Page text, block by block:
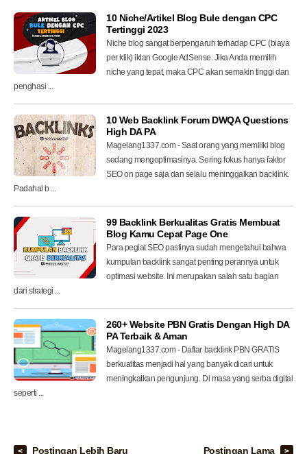
10 Niche/Artikel Blog Bule dengan CPC
Tertinggi 2023
Niche blog sangat berpengaruh terhadap CPC (biaya
per klik) iklan Google AdSense. Jika Anda memilih
niche yang tepat, maka CPC akan semakin tinggi dan
penghasi ...
10 Web Backlink Forum DWQA Questions
High DA PA
Magelang1337.com - Saat orang yang memiliki blog
sedang mengoptimasinya. Sering fokus hanya faktor
SEO on page saja dan selalu meninggalkan backlink.
Padahal b ...
99 Backlink Berkualitas Gratis Membuat
Blog Kamu Cepat Page One
Para pegiat SEO pastinya sudah mengetahui bahwa
kumpulan backlink sangat penting perannya untuk
optimasi website. Ini merupakan salah satu bagian
dari strategi ...
260+ Website PBN Gratis Dengan High DA
PA Terbaik & Aman
Magelang1337.com - Daftar backlink PBN GRATIS
berkualitas menjadi hal yang banyak dicari untuk
meningkatkan pengunjung. Di masa yang serba digital
seperti ...
Postingan Lebih Baru Postingan Lama